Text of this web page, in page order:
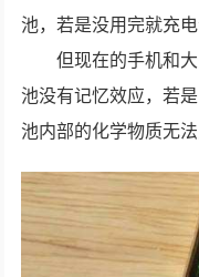
池，若是没用完就充
但现在的手机和
池没有记忆效应，若
池内部的化学物质无